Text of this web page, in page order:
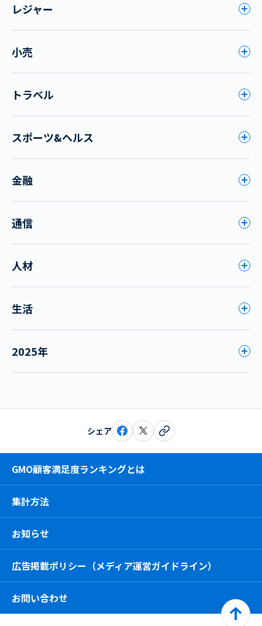
レジャー
小売
トラベル
スポーツ&ヘルス
金融
通信
人材
生活
2025年
シェア
GMO顧客満足度ランキングとは
集計方法
お知らせ
広告掲載ポリシー（メディア運営ガイドライン）
お問い合わせ